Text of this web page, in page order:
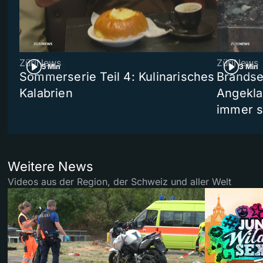
5 Min
ZüriNews
Sommerserie Teil 4: Kulinarisches
Kalabrien
3 Min
ZüriNews
immer
Weitere News
Videos aus der Region, der Schweiz und aller Welt